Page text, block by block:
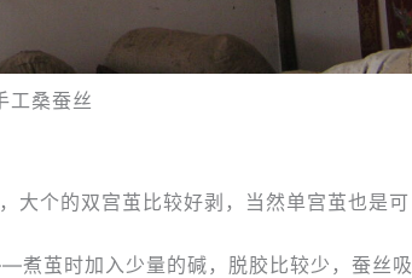
工桑蚕丝
个的双宫茧比较好剥，当然单宫茧也是可
茧时加入少量的碱，脱胶比较少，蚕丝吸